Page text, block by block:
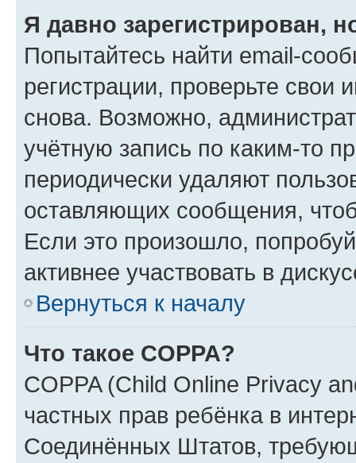
Я давно зарегистрирован,
Попытайтесь найти email-
регистрации, проверьте свои
снова. Возможно,
учётную запись по каким-то
периодически удаляют
оставляющих сообщения,
Если это произошло,
активнее участвовать в
Вернуться к началу
Что такое COPPA?
COPPA (Child Online Privacy
частных прав ребёнка в
Соединённых Штатов,